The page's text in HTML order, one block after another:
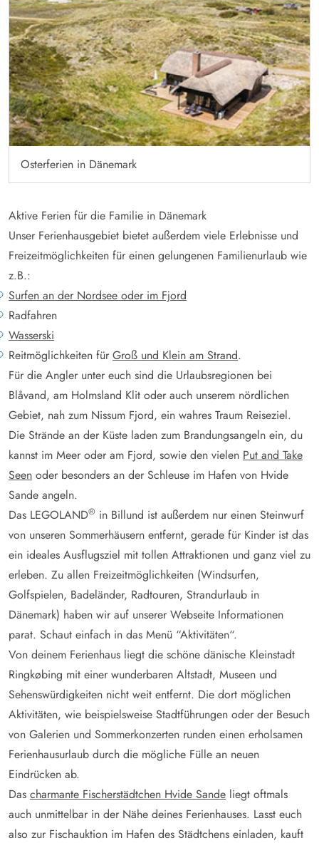
Osterferien in Dänemark
Aktive Ferien für die Familie in Dänemark
Unser Ferienhausgebiet bietet außerdem viele Erlebnisse und
Freizeitmöglichkeiten für einen gelungenen Familienurlaub wie
z.B.:
Surfen an der Nordsee oder im Fjord
Radfahren
Wasserski
Reitmöglichkeiten für Groß und Klein am Strand.
Für die Angler unter euch sind die Urlaubsregionen bei
Blåvand, am Holmsland Klit oder auch unserem nördlichen
Gebiet, nah zum Nissum Fjord, ein wahres Traum Reiseziel.
Die Strände an der Küste laden zum Brandungsangeln ein, du
kannst im Meer oder am Fjord, sowie den vielen Put and Take
Seen oder besonders an der Schleuse im Hafen von Hvide
Sande angeln.
Das LEGOLAND® in Billund ist außerdem nur einen Steinwurf
von unseren Sommerhäusern entfernt, gerade für Kinder ist das
ein ideales Ausflugsziel mit tollen Attraktionen und ganz viel zu
erleben. Zu allen Freizeitmöglichkeiten (Windsurfen,
Golfspielen, Badeländer, Radtouren, Strandurlaub in
Dänemark) haben wir auf unserer Webseite Informationen
parat. Schaut einfach in das Menü “Aktivitäten“.
Von deinem Ferienhaus liegt die schöne dänische Kleinstadt
Ringkøbing mit einer wunderbaren Altstadt, Museen und
Sehenswürdigkeiten nicht weit entfernt. Die dort möglichen
Aktivitäten, wie beispielsweise Stadtführungen oder der Besuch
von Galerien und Sommerkonzerten runden einen erholsamen
Ferienhausurlaub durch die mögliche Fülle an neuen
Eindrücken ab.
Das charmante Fischerstädtchen Hvide Sande liegt oftmals
auch unmittelbar in der Nähe deines Ferienhauses. Lasst euch
also zur Fischauktion im Hafen des Städtchens einladen, kauft